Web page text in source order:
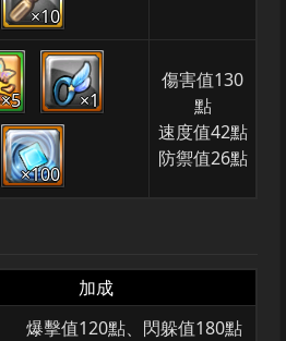
×10
×5 ×1
×100
傷害值130
點
速度值42點
防禦值26點
加成
爆擊值120點、閃躲值180點